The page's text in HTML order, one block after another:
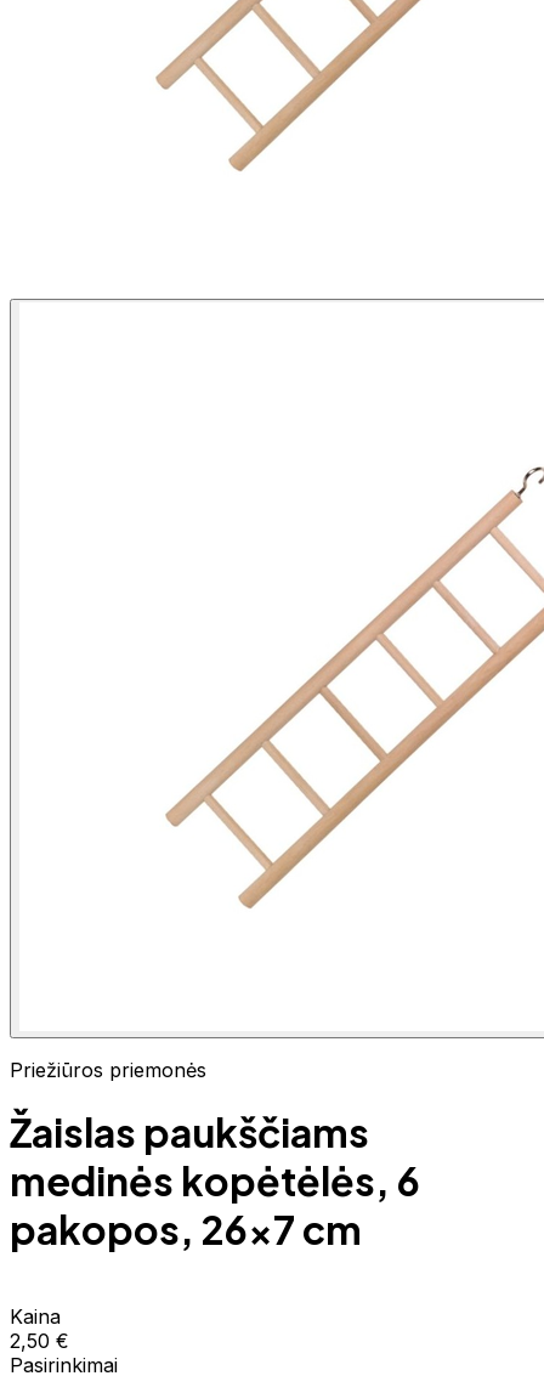
Priežiūros priemonės
Žaislas paukščiams
medinės kopėtėlės, 6
pakopos, 26x7 cm
Kaina
2,50 €
Pasirinkimai